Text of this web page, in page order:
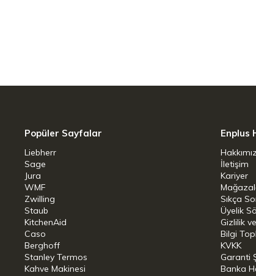
Özellikler:
Ocak Tipi:İndüksiyon - Gaz
Set içi adet:Fusiontec
20cm) kapaklı, kısa tencere
EVET, ancak elde
Dış Kaplama:Fusiontec
İç Kaplama:Fusiontec
Popüler Sayfalar
Liebherr
Sage
Jura
WMF
Zwilling
Staub
KitchenAid
Caso
Berghoff
Stanley Termos
Kahve Makinesi
Enplus
İletişim
Kariyer
Sıkça
Üyelik
Gizlilik
Bilgi
KVKK
Garanti
Banka